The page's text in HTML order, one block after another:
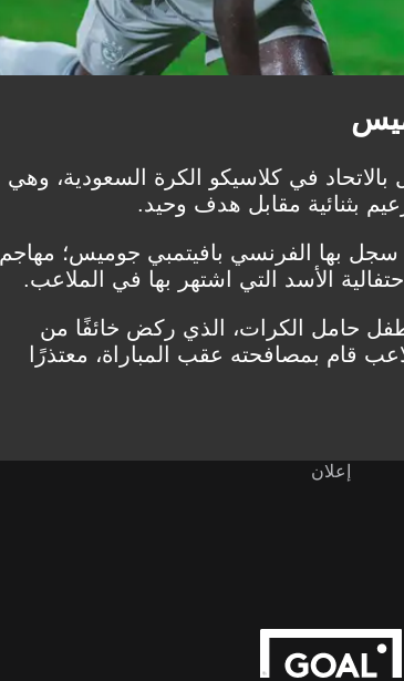
الهلال بالاتحاد في كلاسيكو الكرة السعودية، وهي
بثنائية مقابل هدف وحيد.
سجل بها الفرنسي بافيتمبي جوميس؛ مهاجم
الأسد التي اشتهر بها في الملاعب.
حامل الكرات، الذي ركض خائفًا من
قام بمصافحته عقب المباراة، معتذرًا
إعلان